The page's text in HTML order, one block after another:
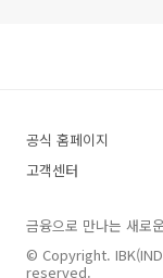
공식 홈페이지
고객센터
금융으로 만나는 새로
© Copyright.
reserved.